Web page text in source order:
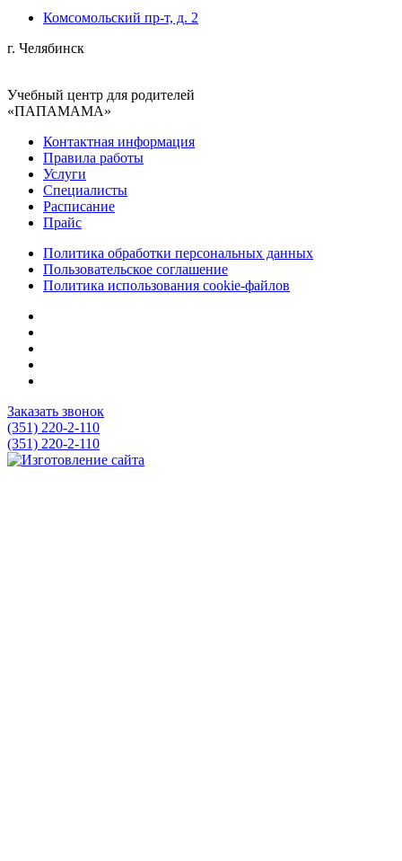
Комсомольский пр-т, д. 2
г. Челябинск
Учебный центр для родителей
«ПАПАМАМА»
Контактная информация
Правила работы
Услуги
Специалисты
Расписание
Прайс
Политика обработки персональных данных
Пользовательское соглашение
Политика использования cookie-файлов
Заказать звонок
(351) 220-2-110
(351) 220-2-110